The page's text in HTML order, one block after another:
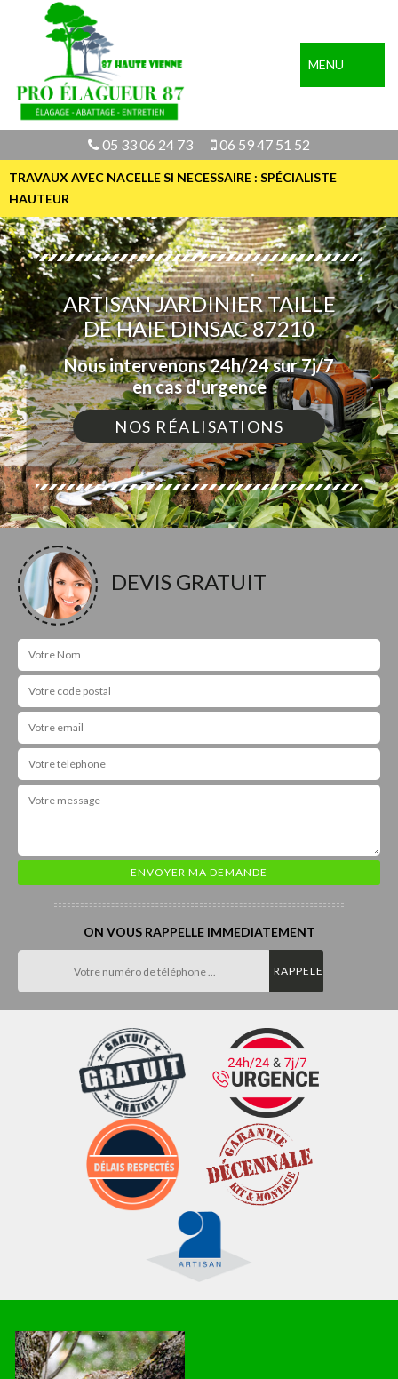
MENU
05 33 06 24 73 06 59 47 51 52
TRAVAUX AVEC NACELLE SI NECESSAIRE : SPÉCIALISTE
HAUTEUR
ARTISAN JARDINIER TAILLE
DE HAIE DINSAC 87210
Nous intervenons 24h/24 sur 7j/7
en cas d'urgence
NOS RÉALISATIONS
DEVIS GRATUIT
ON VOUS RAPPELLE IMMEDIATEMENT